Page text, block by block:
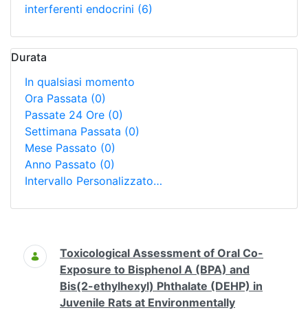
interferenti endocrini (6)
Durata
In qualsiasi momento
Ora Passata (0)
Passate 24 Ore (0)
Settimana Passata (0)
Mese Passato (0)
Anno Passato (0)
Intervallo Personalizzato…
Ricerca
Toxicological Assessment of Oral Co-
Exposure to Bisphenol A (BPA) and
Bis(2-ethylhexyl) Phthalate (DEHP) in
Juvenile Rats at Environmentally